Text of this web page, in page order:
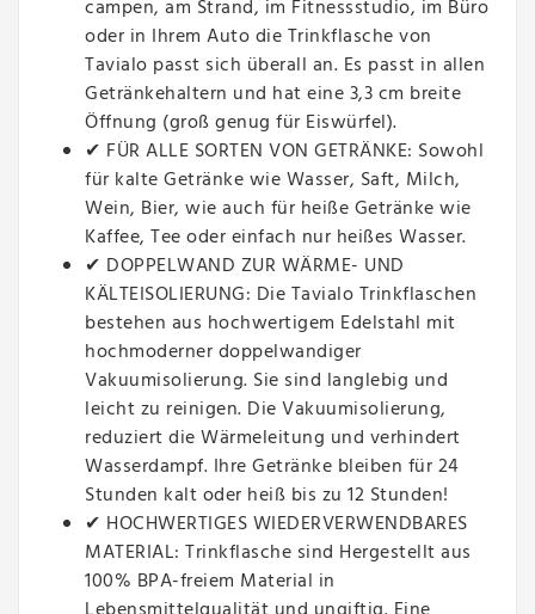
campen, am Strand, im Fitnessstudio, im Büro
oder in Ihrem Auto die Trinkflasche von
Tavialo passt sich überall an. Es passt in allen
Getränkehaltern und hat eine 3,3 cm breite
Öffnung (groß genug für Eiswürfel).
✔ FÜR ALLE SORTEN VON GETRÄNKE: Sowohl
für kalte Getränke wie Wasser, Saft, Milch,
Wein, Bier, wie auch für heiße Getränke wie
Kaffee, Tee oder einfach nur heißes Wasser.
✔ DOPPELWAND ZUR WÄRME- UND
KÄLTEISOLIERUNG: Die Tavialo Trinkflaschen
bestehen aus hochwertigem Edelstahl mit
hochmoderner doppelwandiger
Vakuumisolierung. Sie sind langlebig und
leicht zu reinigen. Die Vakuumisolierung,
reduziert die Wärmeleitung und verhindert
Wasserdampf. Ihre Getränke bleiben für 24
Stunden kalt oder heiß bis zu 12 Stunden!
✔ HOCHWERTIGES WIEDERVERWENDBARES
MATERIAL: Trinkflasche sind Hergestellt aus
100% BPA-freiem Material in